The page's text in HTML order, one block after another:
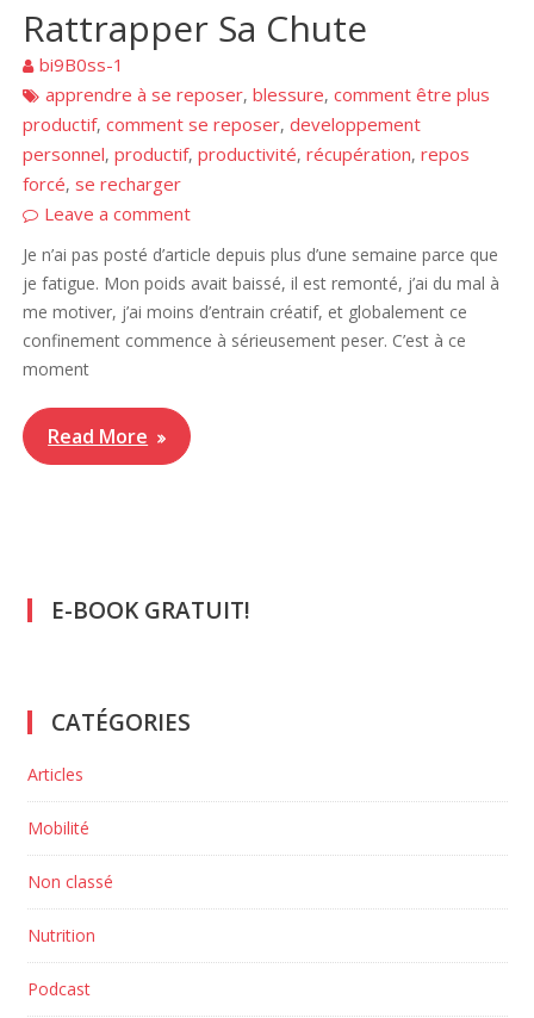
Rattrapper Sa Chute
bi9B0ss-1
apprendre à se reposer,blessure,comment être plus
productif,comment se reposer,developpement
personnel,productif,productivité,récupération,repos
forcé,se recharger
Leave a comment
Je n’ai pas posté d’article depuis plus d’une semaine parce que
je fatigue. Mon poids avait baissé, il est remonté, j’ai du mal à
me motiver, j’ai moins d’entrain créatif, et globalement ce
confinement commence à sérieusement peser. C’est à ce
moment
Read More
E-BOOK GRATUIT!
CATÉGORIES
Articles
Mobilité
Non classé
Nutrition
Podcast